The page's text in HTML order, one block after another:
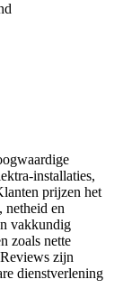
installaties,
prijzen het
netheid en
vakkundig
zoals nette
zijn
dienstverlening